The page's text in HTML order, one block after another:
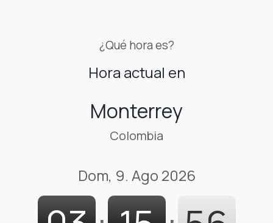
¿Qué hora es?
Hora actual en
Monterrey
Colombia
Dom, 9. Ago 2026